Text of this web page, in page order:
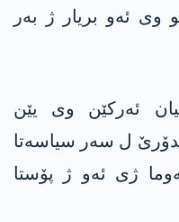
وی ئەو بریار ژ بەر
ئەرکێن وی یێن
ل سەر سیاسەتا
ژی ئەو ژ پۆستا